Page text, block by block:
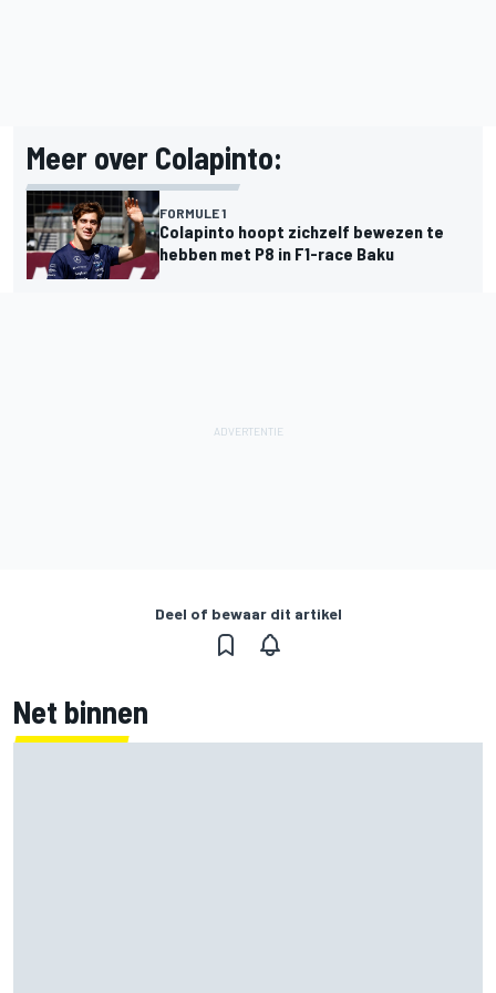
Meer over Colapinto:
FORMULE 1
Colapinto hoopt zichzelf bewezen te
hebben met P8 in F1-race Baku
Deel of bewaar dit artikel
Net binnen